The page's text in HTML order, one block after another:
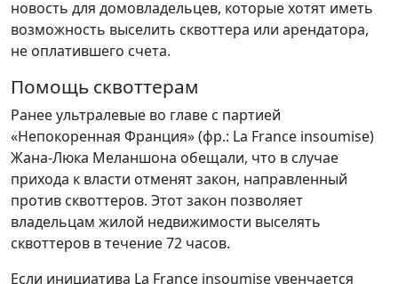
новость для домовладельцев, которые хотят иметь
возможность выселить сквоттера или арендатора,
не оплатившего счета.
Помощь сквоттерам
Ранее ультралевые во главе с партией
«Непокоренная Франция» (фр.: La France insoumise)
Жана-Люка Меланшона обещали, что в случае
прихода к власти отменят закон, направленный
против сквоттеров. Этот закон позволяет
владельцам жилой недвижимости выселять
сквоттеров в течение 72 часов.
Если инициатива La France insoumise увенчается